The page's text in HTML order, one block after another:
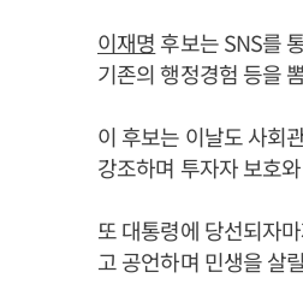
이재명 후보는 SNS를
기존의 행정경험 등을
이 후보는 이날도 사회
강조하며 투자자 보호
또 대통령에 당선되자
고 공언하며 민생을 살